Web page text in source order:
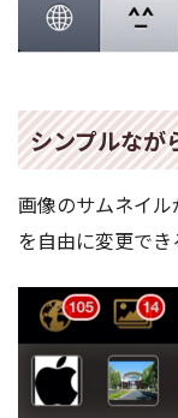
シンプルなが
画像のサムネイ
を自由に変更でき